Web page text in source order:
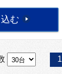
む
1